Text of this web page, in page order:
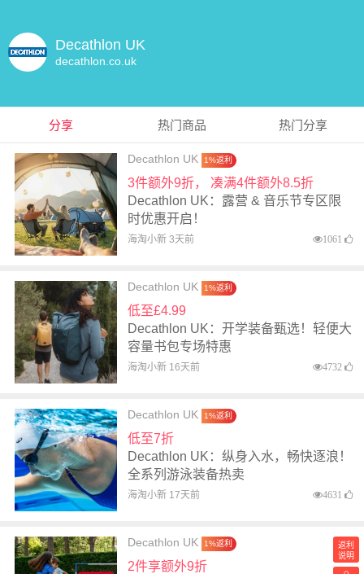
Decathlon UK
decathlon.co.uk
分享 热门商品 热门分享
Decathlon UK 1%返利
3件额外9折， 凑满4件额外8.5折
Decathlon UK：露营 & 音乐节专区限
时优惠开启！
海淘小新 3天前 1061
Decathlon UK 1%返利
低至£4.99
Decathlon UK：开学装备甄选！轻便大
容量书包专场特惠
海淘小新 16天前 4732
Decathlon UK 1%返利
低至7折
Decathlon UK：纵身入水，畅快逐浪！
全系列游泳装备热卖
海淘小新 17天前 4631
Decathlon UK 1%返利
2件享额外9折
返利
说明